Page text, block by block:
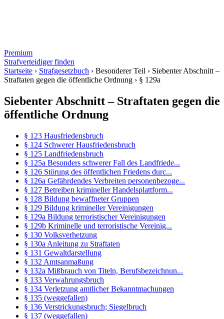
Premium
Strafverteidiger finden
Startseite › Strafgesetzbuch › Besonderer Teil › Siebenter Abschnitt –
Straftaten gegen die öffentliche Ordnung › § 129a
Siebenter Abschnitt – Straftaten gegen die
öffentliche Ordnung
§ 123 Hausfriedensbruch
§ 124 Schwerer Hausfriedensbruch
§ 125 Landfriedensbruch
§ 125a Besonders schwerer Fall des Landfriede...
§ 126 Störung des öffentlichen Friedens durc...
§ 126a Gefährdendes Verbreiten personenbezoge...
§ 127 Betreiben krimineller Handelsplattform...
§ 128 Bildung bewaffneter Gruppen
§ 129 Bildung krimineller Vereinigungen
§ 129a Bildung terroristischer Vereinigungen
§ 129b Kriminelle und terroristische Vereinig...
§ 130 Volksverhetzung
§ 130a Anleitung zu Straftaten
§ 131 Gewaltdarstellung
§ 132 Amtsanmaßung
§ 132a Mißbrauch von Titeln, Berufsbezeichnun...
§ 133 Verwahrungsbruch
§ 134 Verletzung amtlicher Bekanntmachungen
§ 135 (weggefallen)
§ 136 Verstrickungsbruch; Siegelbruch
§ 137 (weggefallen)